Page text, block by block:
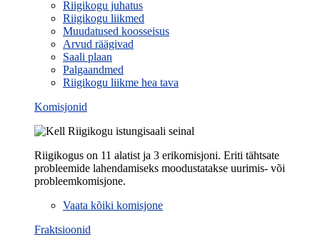
Riigikogu juhatus
Riigikogu liikmed
Muudatused koosseisus
Arvud räägivad
Saali plaan
Palgaandmed
Riigikogu liikme hea tava
Komisjonid
Riigikogus on 11 alatist ja 3 erikomisjoni. Eriti tähtsate
probleemide lahendamiseks moodustatakse uurimis- või
probleemkomisjone.
Vaata kõiki komisjone
Fraktsioonid